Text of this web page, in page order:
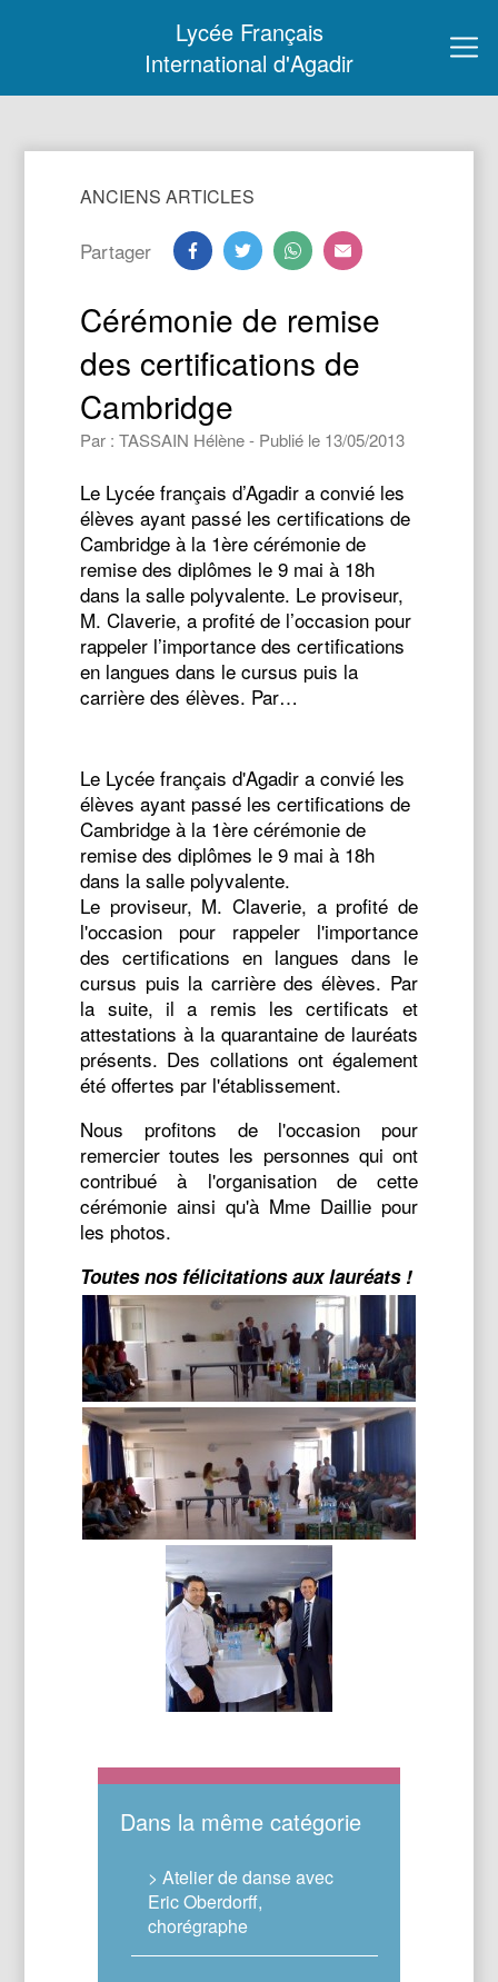
Lycée Français
International d'Agadir
ANCIENS ARTICLES
Partager
Cérémonie de remise
des certifications de
Cambridge
Par : TASSAIN Hélène - Publié le 13/05/2013
Le Lycée français d’Agadir a convié les
élèves ayant passé les certifications de
Cambridge à la 1ère cérémonie de
remise des diplômes le 9 mai à 18h
dans la salle polyvalente. Le proviseur,
M. Claverie, a profité de l’occasion pour
rappeler l’importance des certifications
en langues dans le cursus puis la
carrière des élèves. Par…
Le Lycée français d'Agadir a convié les
élèves ayant passé les certifications de
Cambridge à la 1ère cérémonie de
remise des diplômes le 9 mai à 18h
dans la salle polyvalente.
Le proviseur, M. Claverie, a profité de
l'occasion pour rappeler l'importance
des certifications en langues dans le
cursus puis la carrière des élèves. Par
la suite, il a remis les certificats et
attestations à la quarantaine de lauréats
présents. Des collations ont également
été offertes par l'établissement.
Nous profitons de l'occasion pour
remercier toutes les personnes qui ont
contribué à l'organisation de cette
cérémonie ainsi qu'à Mme Daillie pour
les photos.
Toutes nos félicitations aux lauréats !
Dans la même catégorie
> Atelier de danse avec
Eric Oberdorff,
chorégraphe